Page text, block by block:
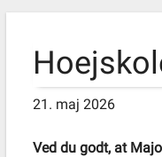
21. maj 2026
Ved du godt, at